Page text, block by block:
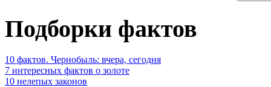
Подборки фактов
10 фактов. Чернобыль: вчера, сегодня
7 интересных фактов о золоте
10 нелепых законов